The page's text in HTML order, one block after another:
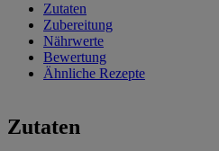
Zutaten
Zubereitung
Nährwerte
Bewertung
Ähnliche Rezepte
Zutaten